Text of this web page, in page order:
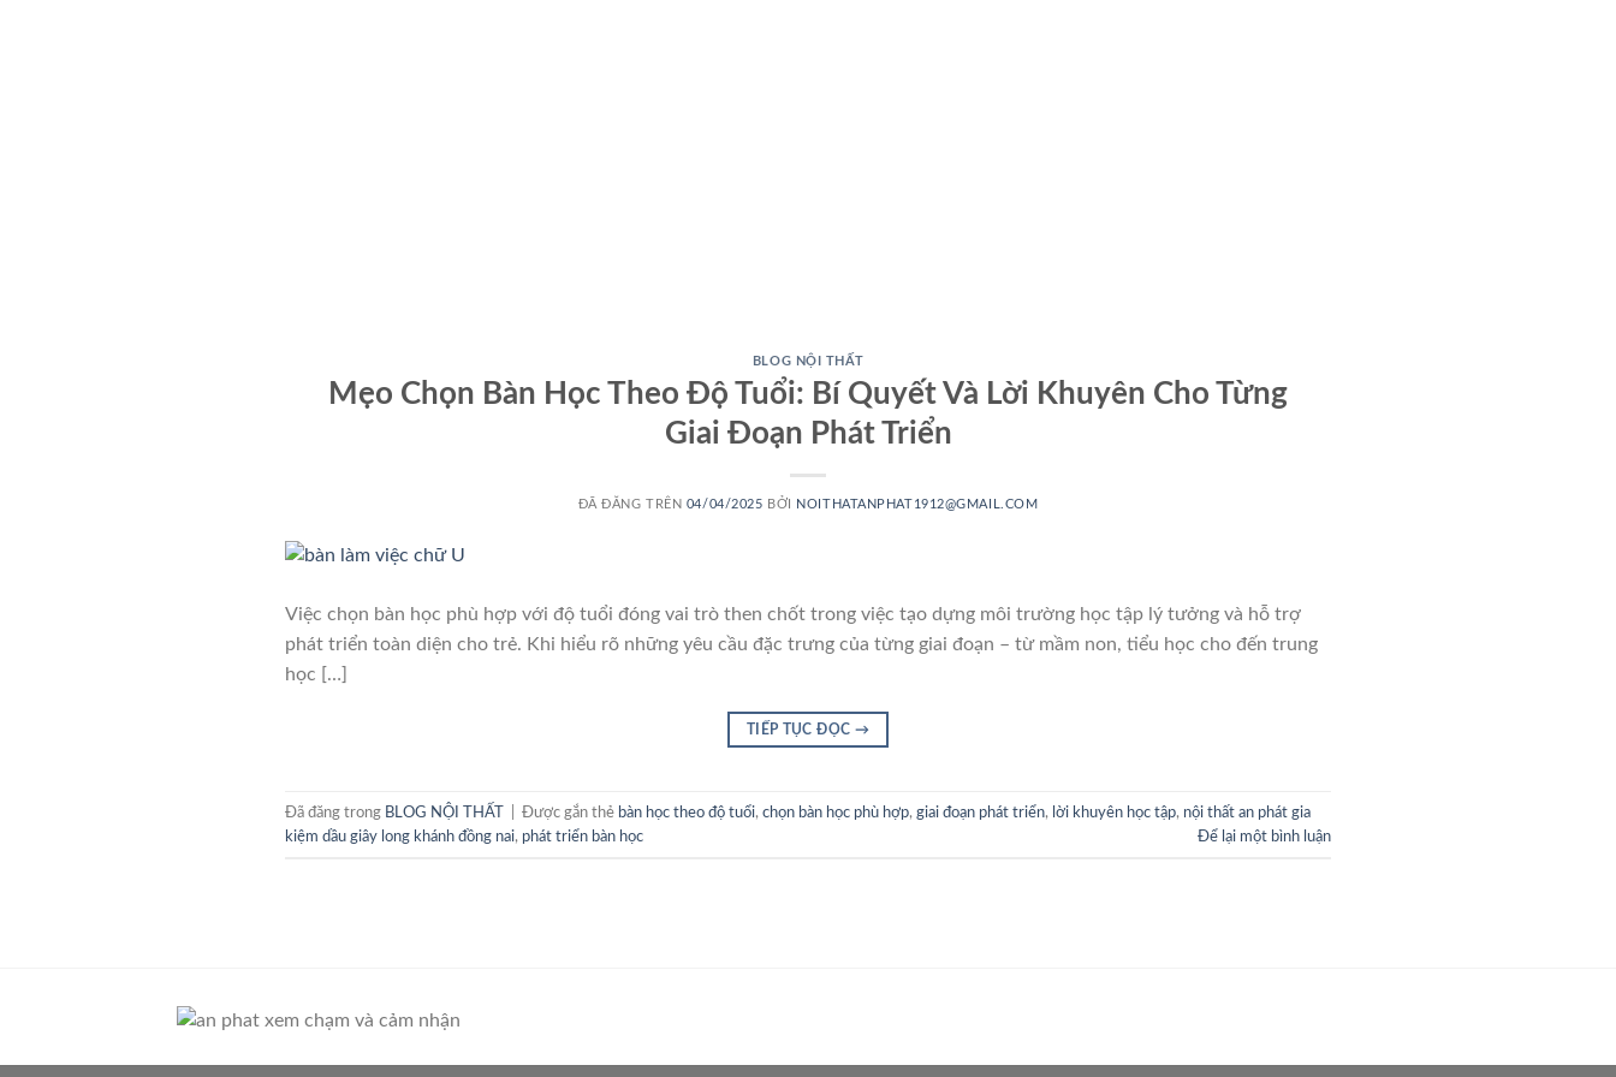
BLOG NỘI THẤT
Mẹo Chọn Bàn Học Theo Độ Tuổi: Bí Quyết Và Lời Khuyên Cho Từng
Giai Đoạn Phát Triển
ĐÃ ĐĂNG TRÊN 04/04/2025 BỞI NOITHATANPHAT1912@GMAIL.COM
Việc chọn bàn học phù hợp với độ tuổi đóng vai trò then chốt trong việc tạo dựng môi trường học tập lý tưởng và hỗ trợ
phát triển toàn diện cho trẻ. Khi hiểu rõ những yêu cầu đặc trưng của từng giai đoạn – từ mầm non, tiểu học cho đến trung
học […]
TIẾP TỤC ĐỌC →
Đã đăng trong BLOG NỘI THẤT Được gắn thẻ bàn học theo độ tuổi, chọn bàn học phù hợp, giai đoạn phát triển, lời khuyên học tập, nội thất an phát gia
kiệm dầu giây long khánh đồng nai, phát triển bàn học Để lại một bình luận